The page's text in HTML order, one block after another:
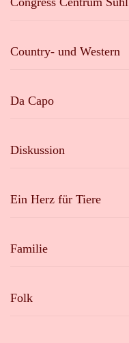
Country- und Western
Da Capo
Diskussion
Ein Herz für Tiere
Familie
Folk